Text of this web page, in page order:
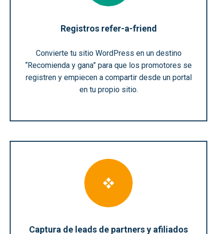
Registros refer-a-friend
Convierte tu sitio WordPress en un destino
“Recomienda y gana” para que los promotores se
registren y empiecen a compartir desde un portal
en tu propio sitio.
Captura de leads de partners y afiliados